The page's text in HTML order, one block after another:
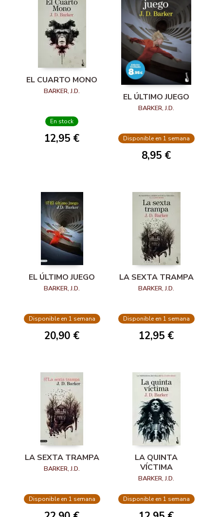
EL CUARTO MONO
BARKER, J.D.
En stock
12,95 €
EL ÚLTIMO JUEGO
BARKER, J.D.
Disponible en 1 semana
8,95 €
EL ÚLTIMO JUEGO
BARKER, J.D.
Disponible en 1 semana
20,90 €
LA SEXTA TRAMPA
BARKER, J.D.
Disponible en 1 semana
12,95 €
LA SEXTA TRAMPA
BARKER, J.D.
Disponible en 1 semana
LA QUINTA
VÍCTIMA
BARKER, J.D.
Disponible en 1 semana